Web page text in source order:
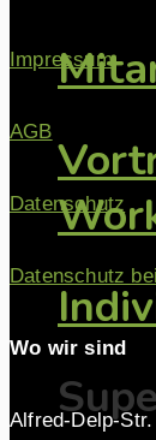
Impressum
AGB
Datenschutz
Datenschutz
Wo wir sind
Alfred-Delp-